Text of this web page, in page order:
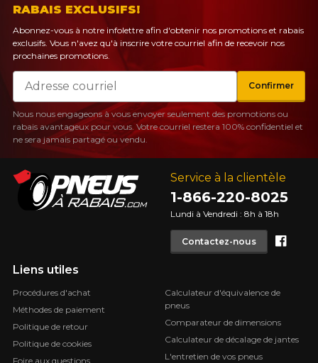
Service à la clientèle
1-866-220-8025
Lundi à Vendredi : 8h à 18h
Contactez-nous
Liens utiles
Procédures d'achat
Méthodes de paiement
Politique de retour
Politique de cookies
Foire aux questions
Calculateur d'équivalence de
pneus
Comparateur de dimensions
Calculateur de décalage de jantes
L'entretien de vos pneus
RABAIS EXCLUSIFS!
Abonnez-vous à notre infolettre afin d'obtenir nos promotions et rabais
exclusifs. Vous n'avez qu'à inscrire votre courriel afin de recevoir nos
prochaines promotions.
Courriel
Confirmer
Nous nous engageons à vous envoyer seulement des promotions ou
rabais avantageux pour vous. Votre courriel restera 100% confidentiel et
ne sera jamais partagé ou vendu.